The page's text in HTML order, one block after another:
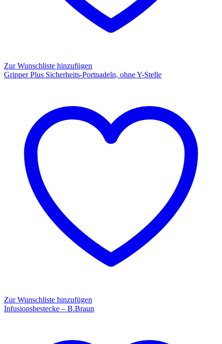
Zur Wunschliste hinzufügen
Gripper Plus Sicherheits-Portnadeln, ohne Y-Stelle
Zur Wunschliste hinzufügen
Infusionsbestecke – B.Braun